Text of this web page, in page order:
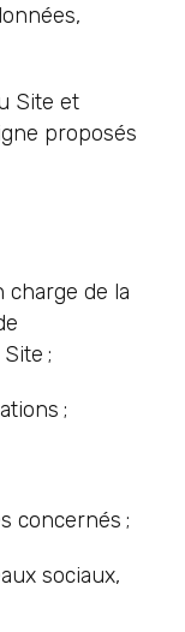
Site et
proposés
charge de la
;
;
concernés ;
sociaux,